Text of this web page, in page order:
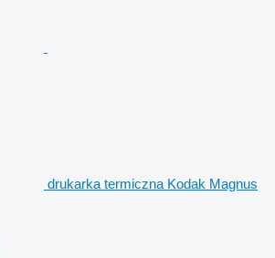
drukarka termiczna Kodak Magnus